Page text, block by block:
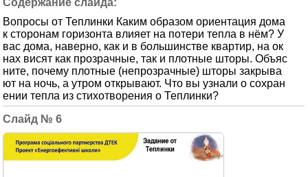
Вопросы от Теплинки Каким образом ориентация дома
к сторонам горизонта влияет на потери тепла в нём? У
вас дома, наверно, как и в большинстве квартир, на ок
нах висят как прозрачные, так и плотные шторы. Объяс
ните, почему плотные (непрозрачные) шторы закрыва
ют на ночь, а утром открывают. Что вы узнали о сохран
ении тепла из стихотворения о Теплинки?
6